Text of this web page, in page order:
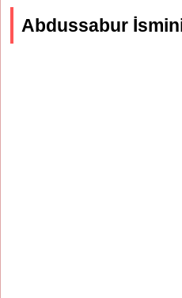
Abdussabur